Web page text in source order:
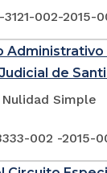
002-2015-
Administrativo
de
Simple
002 -2015-